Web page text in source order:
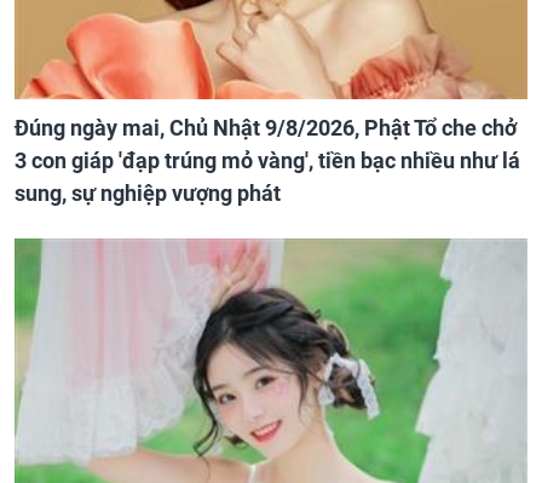
Đúng ngày mai, Chủ Nhật 9/8/2026, Phật Tổ che chở
3 con giáp 'đạp trúng mỏ vàng', tiền bạc nhiều như lá
sung, sự nghiệp vượng phát